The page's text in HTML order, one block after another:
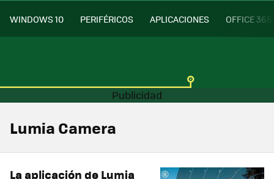
WINDOWS 10 PERIFÉRICOS APLICACIONES OFFICE 365
Lumia Camera
La aplicación de Lumia